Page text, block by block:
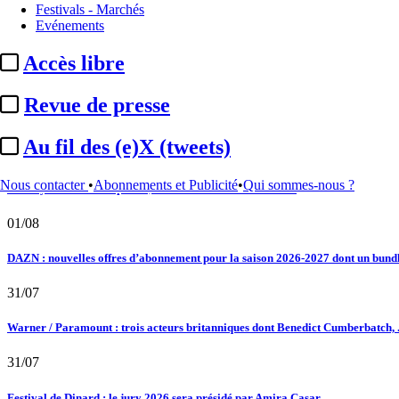
Festivals - Marchés
Evénements
Accès libre
Revue de presse
Au fil des (e)X (tweets)
Nous contacter •Abonnements et Publicité•Qui sommes-nous ?
02/08
Satellifacts : pause d'été
02/08
"L'Odyssée" : à Montpellier, le seul cinéma de France à ...
01/08
DAZN : nouvelles offres d’abonnement pour la saison 2026-2027 dont un
31/07
Warner / Paramount : trois acteurs britanniques dont Benedict Cumberbatch,
31/07